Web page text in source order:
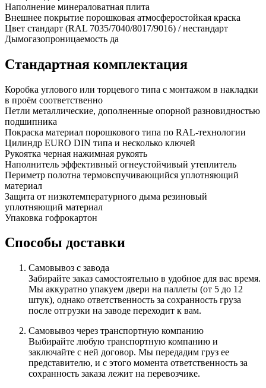
Наполнение минераловатная плита
Внешнее покрытие порошковая атмосферостойкая краска
Цвет стандарт (RAL 7035/7040/8017/9016) / нестандарт
Дымогазопроницаемость да
Стандартная комплектация
Коробка углового или торцевого типа с монтажом в накладки
в проём соответственно
Петли металлические, дополненные опорной разновидностью
подшипника
Покраска материал порошкового типа по RAL-технологии
Цилиндр EURO DIN типа и несколько ключей
Рукоятка черная нажимная рукоять
Наполнитель эффективный огнеустойчивый утеплитель
Периметр полотна термовспучивающийся уплотняющий
материал
Защита от низкотемпературного дыма резиновый
уплотняющий материал
Упаковка гофрокартон
Способы доставки
Самовывоз с завода
Забирайте заказ самостоятельно в удобное для вас время.
Мы аккуратно упакуем двери на паллеты (от 5 до 12
штук), однако ответственность за сохранность груза
после отгрузки на заводе переходит к вам.
Самовывоз через транспортную компанию
Выбирайте любую транспортную компанию и
заключайте с ней договор. Мы передадим груз ее
представителю, и с этого момента ответственность за
сохранность заказа лежит на перевозчике.